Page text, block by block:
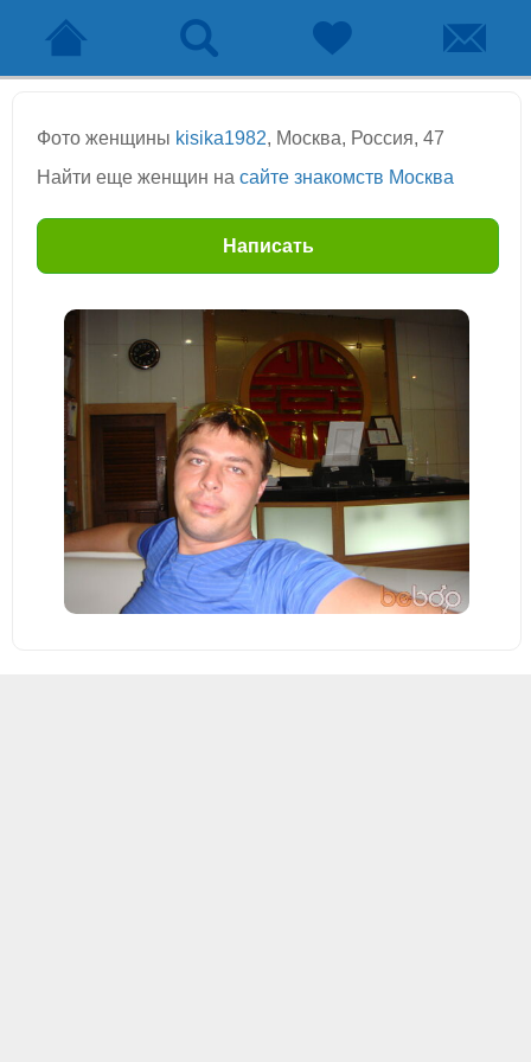
Фото женщины kisika1982, Москва, Россия, 47
Найти еще женщин на сайте знакомств Москва
Написать